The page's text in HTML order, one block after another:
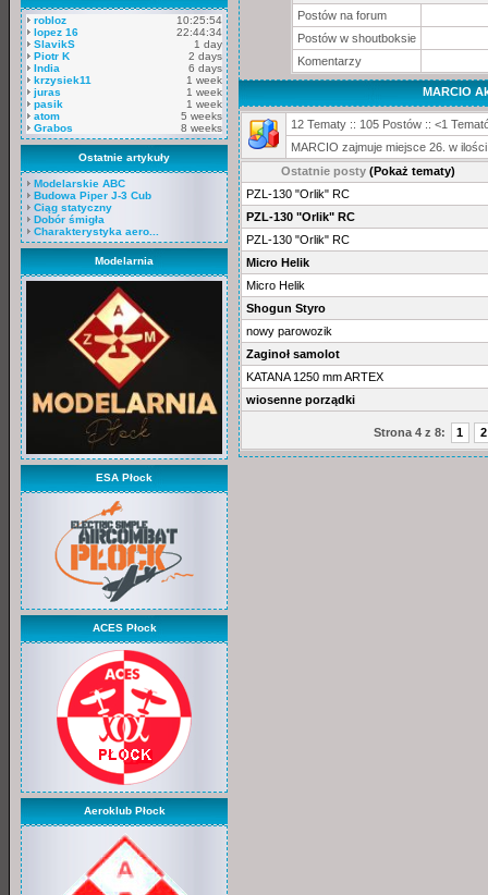
robloz
10:25:54
lopez 16
22:44:34
SlavikS
1 day
Piotr K
2 days
India
6 days
krzysiek11
1 week
juras
1 week
pasik
1 week
atom
5 weeks
Grabos
8 weeks
Ostatnie artykuły
Modelarskie ABC
Budowa Piper J-3 Cub
Ciąg statyczny
Dobór śmigła
Charakterystyka aero...
Modelarnia
ESA Płock
ACES Płock
Aeroklub Płock
Postów na forum
Postów w shoutboksie
Komentarzy
MARCIO
12 Tematy :: 105 Postów :: <1
MARCIO zajmuje miejsce 26. w
Ostatnie posty (Pokaż tematy)
PZL-130 "Orlik" RC
PZL-130 "Orlik" RC
PZL-130 "Orlik" RC
Micro Helik
Micro Helik
Shogun Styro
nowy parowozik
Zaginoł samolot
KATANA 1250 mm ARTEX
wiosenne porządki
Strona 4 z 8: 1 2